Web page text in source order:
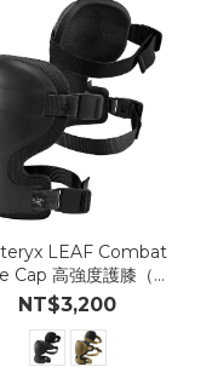
LEAF Combat
Cap 高強度護膝（加
拿大製）
NT$3,200